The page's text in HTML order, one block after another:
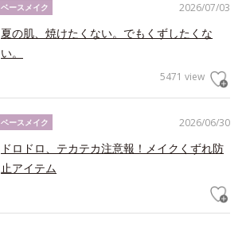
2026/07/03
ベースメイク
夏の肌、焼けたくない。でもくずしたくな
い。
5471 view
2026/06/30
ベースメイク
ドロドロ、テカテカ注意報！メイクくずれ防
止アイテム